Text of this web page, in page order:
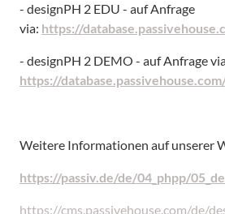
- designPH 2 EDU - auf Anfrage
via: https://
- designPH 2 DEMO - auf Anfrage
https://
Weitere Informationen auf unserer
https://passiv.de/de/04_phpp/
https://cms.passivehouse.com/de/